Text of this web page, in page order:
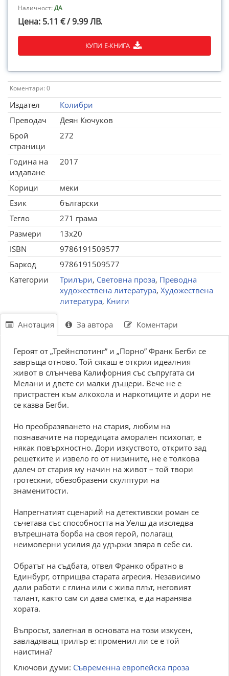
Наличност:ДА
Цена: 5.11 € / 9.99 ЛВ.
КУПИ Е-КНИГА
Коментари: 0
Издател
Колибри
Преводач
Деян Кючуков
Брой
страници
272
Година на
издаване
2017
Корици
меки
Език
български
Тегло
271 грама
Размери
13x20
ISBN
9786191509577
Баркод
9786191509577
Категории
Трилъри, Световна проза, Преводна
художествена литература, Художествена
литература, Книги
Анотация За автора Коментари
Героят от „Трейнспотинг” и „Порно” Франк Бегби се
завръща отново. Той сякаш е открил идеалния
живот в слънчева Калифорния със съпругата си
Мелани и двете си малки дъщери. Вече не е
пристрастен към алкохола и наркотиците и дори не
се казва Бегби.
Но преобразяването на стария, любим на
познавачите на поредицата аморален психопат, е
някак повърхностно. Дори изкуството, открито зад
решетките и извело го от низините, не е толкова
далеч от стария му начин на живот – той твори
гротескни, обезобразени скулптури на
знаменитости.
Напрегнатият сценарий на детективски роман се
съчетава със способността на Уелш да изследва
вътрешната борба на своя герой, полагащ
неимоверни усилия да удържи звяра в себе си.
Обратът на съдбата, отвел Франко обратно в
Единбург, отприщва старата агресия. Независимо
дали работи с глина или с жива плът, неговият
талант, както сам си дава сметка, е да наранява
хората.
Въпросът, залегнал в основата на този изкусен,
завладяващ трилър е: променил ли се е той
наистина?
Ключови думи: Съвременна европейска проза